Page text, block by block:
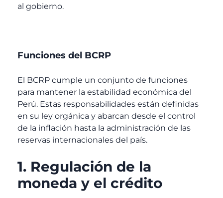
al gobierno.
Funciones del BCRP
El BCRP cumple un conjunto de funciones
para mantener la estabilidad económica del
Perú. Estas responsabilidades están definidas
en su ley orgánica y abarcan desde el control
de la inflación hasta la administración de las
reservas internacionales del país.
1. Regulación de la
moneda y el crédito